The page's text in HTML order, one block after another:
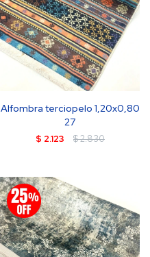
Alfombra terciopelo 1,20x0,80
27
$ 2.123 $2.830